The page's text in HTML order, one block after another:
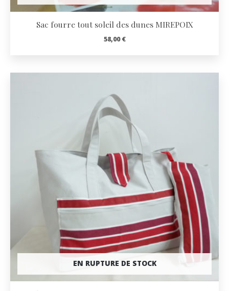
Sac fourre tout soleil des dunes MIREPOIX
58,00€
EN RUPTURE DE STOCK